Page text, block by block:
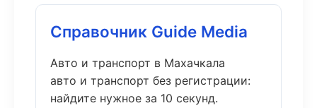
Справочник Guide Media
Авто и транспорт в Махачкала
авто и транспорт без регистрации:
найдите нужное за 10 секунд.